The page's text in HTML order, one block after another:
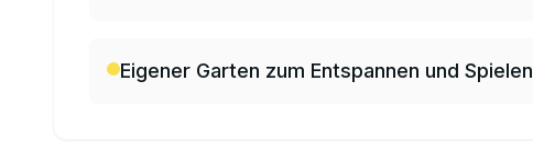
Eigener Garten zum Entspannen und Spielen